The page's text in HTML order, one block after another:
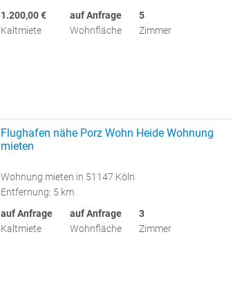
1.200,00 €
Kaltmiete
auf Anfrage
Wohnfläche
5
Zimmer
Flughafen nähe Porz Wohn Heide Wohnung
mieten
Wohnung mieten in 51147 Köln
Entfernung: 5 km
auf Anfrage
Kaltmiete
auf Anfrage
Wohnfläche
3
Zimmer